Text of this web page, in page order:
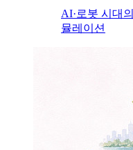
AI·로봇 시대
뮬레이션